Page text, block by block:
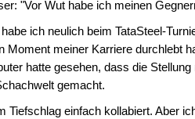
"Vor Wut habe ich meinen
ich neulich beim TataSteel-
Moment meiner Karriere durchlebt
hatte gesehen, dass die
gemacht.
Tiefschlag einfach kollabiert. Aber